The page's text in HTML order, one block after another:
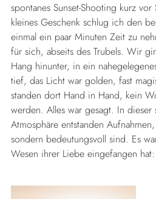
spontanes Sunset-Shooting kurz
kleines Geschenk schlug ich den
einmal ein paar Minuten Zeit zu
für sich, abseits des Trubels. Wir
Hang hinunter, in ein
tief, das Licht war golden, fast
standen dort Hand in Hand, kein
werden. Alles war gesagt. In
Atmosphäre entstanden
sondern bedeutungsvoll sind. Es
Wesen ihrer Liebe eingefangen